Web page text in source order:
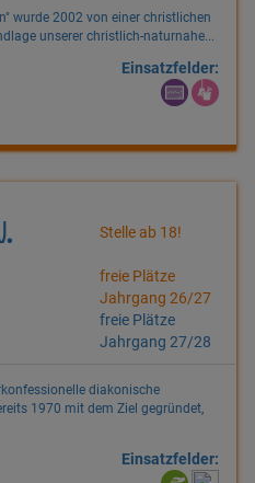
wurde 2002 von einer christlichen
unserer christlich-naturnahe...
Einsatzfelder:
Stelle ab 18!
freie Plätze
Jahrgang 26/27
freie Plätze
Jahrgang 27/28
diakonische
1970 mit dem Ziel gegründet,
Einsatzfelder: